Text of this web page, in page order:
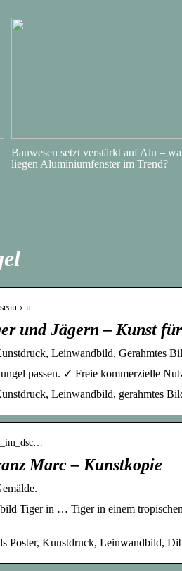
Bauwesen setzt verstärkt auf Alu –
liegen Aluminiumfenster im Trend?
› u…
und Jägern – Kunst
Leinwandbild, Gerahmtes
passen. ✓ Freie kommerzielle
Leinwandbild, gerahmtes
Marc – Kunstkopie
Tiger in … Tiger in einem
Poster, Kunstdruck, Leinwandbild,